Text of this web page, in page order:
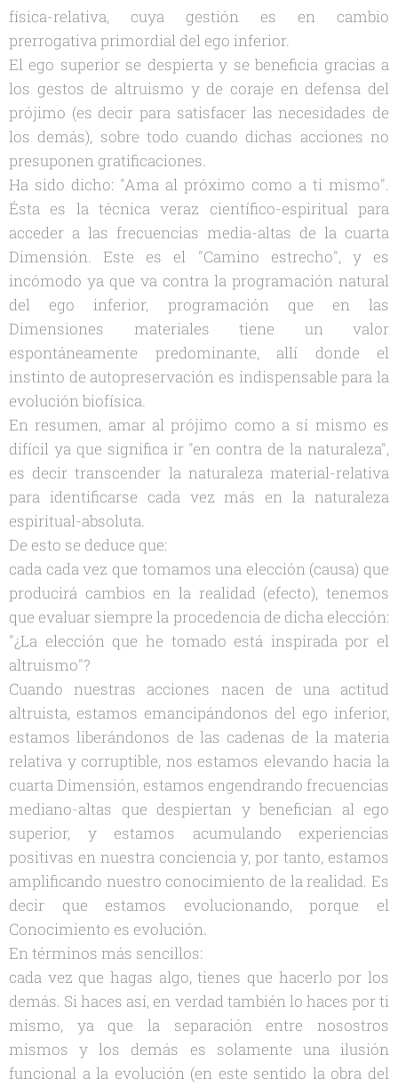
física-relativa, cuya gestión es en cambio
prerrogativa primordial del ego inferior.
El ego superior se despierta y se beneficia gracias a
los gestos de altruismo y de coraje en defensa del
prójimo (es decir para satisfacer las necesidades de
los demás), sobre todo cuando dichas acciones no
presuponen gratificaciones.
Ha sido dicho: "Ama al próximo como a ti mismo".
Ésta es la técnica veraz científico-espiritual para
acceder a las frecuencias media-altas de la cuarta
Dimensión. Este es el "Camino estrecho", y es
incómodo ya que va contra la programación natural
del ego inferior, programación que en las
Dimensiones materiales tiene un valor
espontáneamente predominante, allí donde el
instinto de autopreservación es indispensable para la
evolución biofísica.
En resumen, amar al prójimo como a sí mismo es
difícil ya que significa ir "en contra de la naturaleza",
es decir transcender la naturaleza material-relativa
para identificarse cada vez más en la naturaleza
espiritual-absoluta.
De esto se deduce que:
cada cada vez que tomamos una elección (causa) que
producirá cambios en la realidad (efecto), tenemos
que evaluar siempre la procedencia de dicha elección:
"¿La elección que he tomado está inspirada por el
altruismo"?
Cuando nuestras acciones nacen de una actitud
altruista, estamos emancipándonos del ego inferior,
estamos liberándonos de las cadenas de la materia
relativa y corruptible, nos estamos elevando hacia la
cuarta Dimensión, estamos engendrando frecuencias
mediano-altas que despiertan y benefician al ego
superior, y estamos acumulando experiencias
positivas en nuestra conciencia y, por tanto, estamos
amplificando nuestro conocimiento de la realidad. Es
decir que estamos evolucionando, porque el
Conocimiento es evolución.
En términos más sencillos:
cada vez que hagas algo, tienes que hacerlo por los
demás. Si haces así, en verdad también lo haces por ti
mismo, ya que la separación entre nosostros
mismos y los demás es solamente una ilusión
funcional a la evolución (en este sentido la obra del